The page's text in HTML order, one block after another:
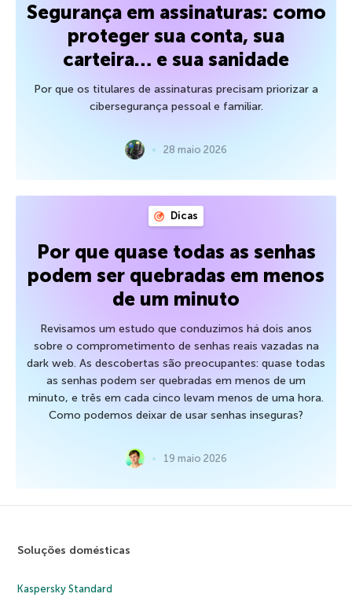
Segurança em assinaturas: como
proteger sua conta, sua
carteira… e sua sanidade
Por que os titulares de assinaturas precisam priorizar a
cibersegurança pessoal e familiar.
28 maio 2026
Dicas
Por que quase todas as senhas
podem ser quebradas em menos
de um minuto
Revisamos um estudo que conduzimos há dois anos
sobre o comprometimento de senhas reais vazadas na
dark web. As descobertas são preocupantes: quase todas
as senhas podem ser quebradas em menos de um
minuto, e três em cada cinco levam menos de uma hora.
Como podemos deixar de usar senhas inseguras?
19 maio 2026
Soluções domésticas
Kaspersky Standard